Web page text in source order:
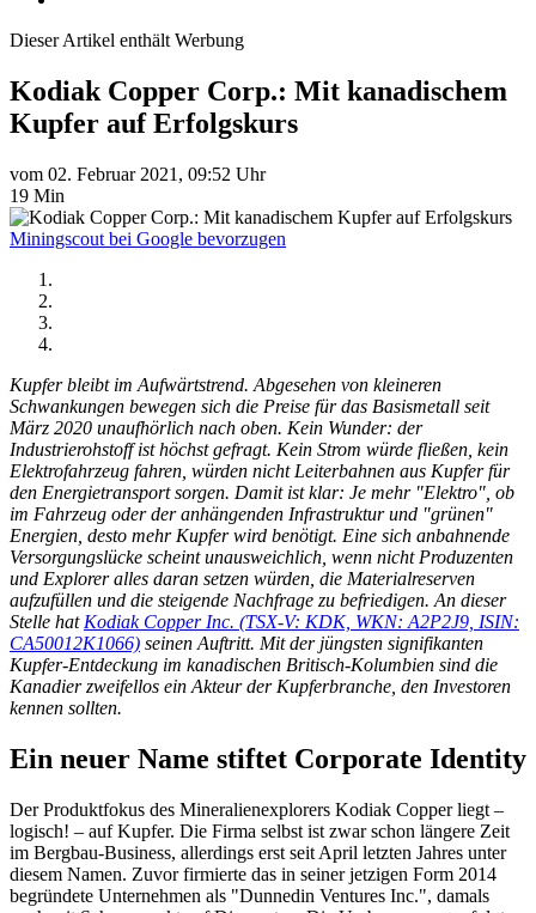
Dieser Artikel enthält Werbung
Kodiak Copper Corp.: Mit kanadischem
Kupfer auf Erfolgskurs
vom 02. Februar 2021, 09:52 Uhr
19 Min
Miningscout bei Google bevorzugen
Kupfer bleibt im Aufwärtstrend. Abgesehen von kleineren
Schwankungen bewegen sich die Preise für das Basismetall seit
März 2020 unaufhörlich nach oben. Kein Wunder: der
Industrierohstoff ist höchst gefragt. Kein Strom würde fließen, kein
Elektrofahrzeug fahren, würden nicht Leiterbahnen aus Kupfer für
den Energietransport sorgen. Damit ist klar: Je mehr "Elektro", ob
im Fahrzeug oder der anhängenden Infrastruktur und "grünen"
Energien, desto mehr Kupfer wird benötigt. Eine sich anbahnende
Versorgungslücke scheint unausweichlich, wenn nicht Produzenten
und Explorer alles daran setzen würden, die Materialreserven
aufzufüllen und die steigende Nachfrage zu befriedigen. An dieser
Stelle hat Kodiak Copper Inc. (TSX-V: KDK, WKN: A2P2J9, ISIN:
CA50012K1066) seinen Auftritt. Mit der jüngsten signifikanten
Kupfer-Entdeckung im kanadischen Britisch-Kolumbien sind die
Kanadier zweifellos ein Akteur der Kupferbranche, den Investoren
kennen sollten.
Ein neuer Name stiftet Corporate Identity
Der Produktfokus des Mineralienexplorers Kodiak Copper liegt –
logisch! – auf Kupfer. Die Firma selbst ist zwar schon längere Zeit
im Bergbau-Business, allerdings erst seit April letzten Jahres unter
diesem Namen. Zuvor firmierte das in seiner jetzigen Form 2014
begründete Unternehmen als "Dunnedin Ventures Inc.", damals